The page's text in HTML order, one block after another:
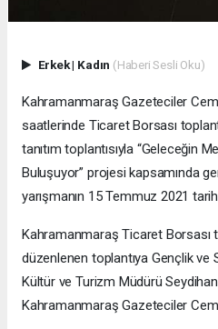
Erkek| Kadın (Haberi Sesli Oku)
Kahramanmaraş Gazeteciler
saatlerinde Ticaret Borsası
tanıtım toplantısıyla “Geleceğin
Buluşuyor” projesi kapsamında
yarışmanın 15 Temmuz 2021
Kahramanmaraş Ticaret Borsası
düzenlenen toplantıya Gençlik ve
Kültür ve Turizm Müdürü Seydihan
Kahramanmaraş Gazeteciler